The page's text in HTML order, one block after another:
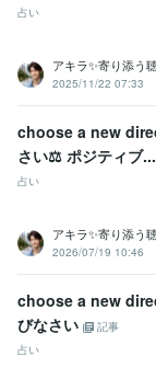
2025年3月✨ゴール
チナランクに昇格で
資格・検定
金融渉外技能審査（
宅地建物取引士（
マイクロソフト オ
中型自動車第二種
乙種危険物取扱者
ビジネス・クリ
Excel:3年
占い
アキラ✨寄り添う
2025/11/22 07:33
choose a new
さい⚖️ ポジティブ...
占い
アキラ✨寄り添う
2026/07/19 10:46
choose a new
びなさい
記事
占い